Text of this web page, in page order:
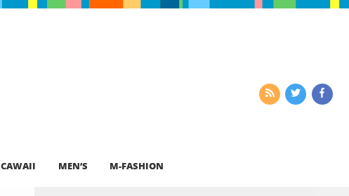
CAWAII MEN’S M-FASHION